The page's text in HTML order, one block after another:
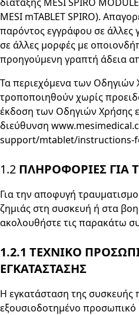
MESI mTABLET SPIRO).
παρόντος εγγράφου σε άλλες
σε άλλες μορφές με
προηγούμενη γραπτή άδεια
Τα περιεχόμενα των Οδηγιών
τροποποιηθούν χωρίς
έκδοση των Οδηγιών Χρήσης
διεύθυνση
support/mtablet/instructions-
1.2 ΠΛΗΡΟΦΟΡΙΕΣ ΓΙΑ
Για την αποφυγή
ζημιάς στη συσκευή ή στα
ακολουθήστε τις παρακάτω
1.2.1 ΤΕΧΝΙΚΟ
ΕΓΚΑΤΑΣΤΑΣΗΣ
Η εγκατάσταση της συσκευής
εξουσιοδοτημένο προσωπικό